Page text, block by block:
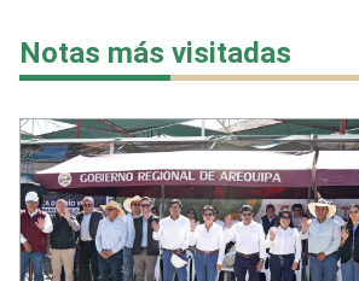
Notas más visitadas